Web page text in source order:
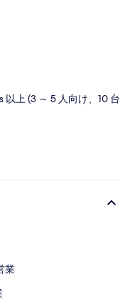
上 (3 ～ 5 人向け、10 台
業